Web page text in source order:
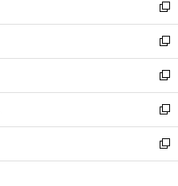
く
で
開
く
ド
ウ
で
開
く
ィ
ン
ド
ウ
で
開
く
い
ウ
ィ
ン
ド
ウ
で
開
く
新
し
い
ウ
ィ
ン
ド
ウ
で
開
新
し
い
ウ
ィ
ン
ド
ウ
新
し
い
ウ
ィ
ン
新
し
い
ウ
新
し